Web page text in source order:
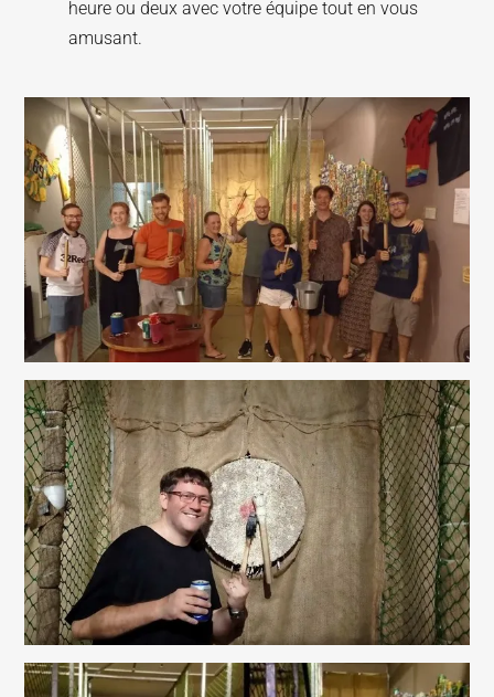
heure ou deux avec votre équipe tout en vous
amusant.